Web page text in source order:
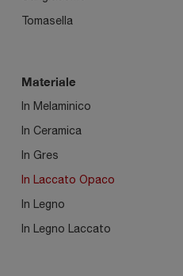
Tomasella
Materiale
In Melaminico
In Ceramica
In Gres
In Laccato Opaco
In Legno
In Legno Laccato